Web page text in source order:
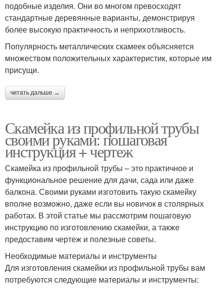
подобные изделия. Они во многом превосходят
стандартные деревянные варианты, демонстрируя
более высокую практичность и неприхотливость.
Популярность металлических скамеек объясняется
множеством положительных характеристик, которые им
присущи.
читать дальше →
Скамейка из профильной трубы
своими руками: пошаговая
инструкция + чертеж
Скамейка из профильной трубы – это практичное и
функциональное решение для дачи, сада или даже
балкона. Своими руками изготовить такую скамейку
вполне возможно, даже если вы новичок в столярных
работах. В этой статье мы рассмотрим пошаговую
инструкцию по изготовлению скамейки, а также
предоставим чертеж и полезные советы.
Необходимые материалы и инструменты
Для изготовления скамейки из профильной трубы вам
потребуются следующие материалы и инструменты: